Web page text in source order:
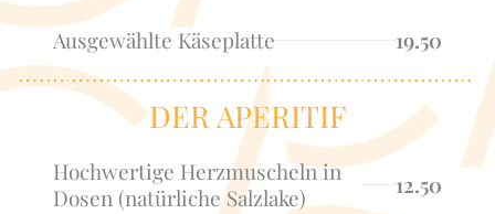
Ausgewählte Käseplatte 19.50
DER APERITIF
Hochwertige Herzmuscheln in
Dosen (natürliche Salzlake)
12.50